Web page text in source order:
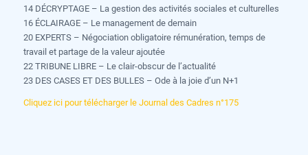
14 DÉCRYPTAGE – La gestion des activités sociales et culturelles
16 ÉCLAIRAGE – Le management de demain
20 EXPERTS – Négociation obligatoire rémunération, temps de
travail et partage de la valeur ajoutée
22 TRIBUNE LIBRE – Le clair-obscur de l’actualité
23 DES CASES ET DES BULLES – Ode à la joie d’un N+1
Cliquez ici pour télécharger le Journal des Cadres n°175